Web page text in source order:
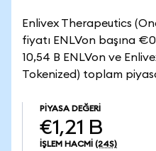
Enlivex Therapeutics
fiyatı ENLVon başına
10,54 B ENLVon ve
Tokenized) toplam
PIYASA DEĞERI
€1,21 B
İŞLEM HACMI (24S)